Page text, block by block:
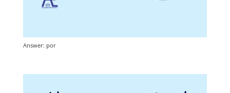
Answer: por